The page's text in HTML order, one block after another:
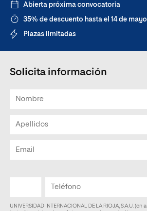
Abierta próxima convocatoria
35% de descuento hasta el 14 de mayo
Plazas limitadas
Solicita información